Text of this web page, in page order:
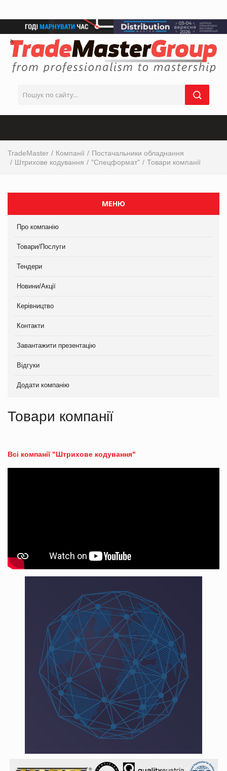
TradeMaster Компанії
Постачальники обладнання
Штрихове кодування
"Спецформат" Товари компанії
МЕНЮ
Про компанію
Товари/Послуги
Тендери
Новини/Акції
Керівництво
Контакти
Завантажити презентацію
Відгуки
Додати компанію
Товари компанії
Всі компанії "Штрихове кодування"